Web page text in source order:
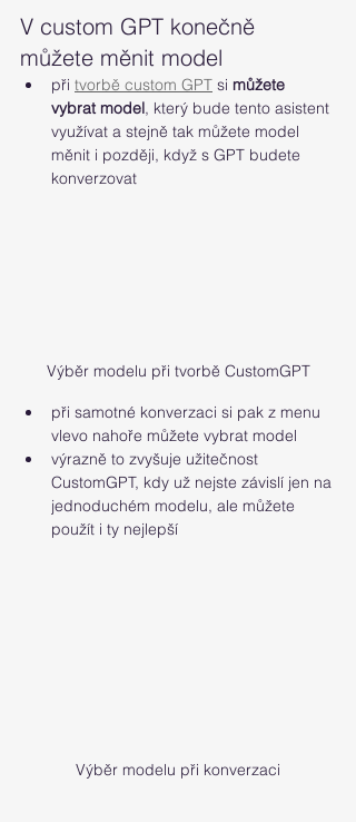
V custom GPT konečně
můžete měnit model
při tvorbě custom GPT si můžete
vybrat model, který bude tento asistent
využívat a stejně tak můžete model
měnit i později, když s GPT budete
konverzovat
Výběr modelu při tvorbě CustomGPT
při samotné konverzaci si pak z menu
vlevo nahoře můžete vybrat model
výrazně to zvyšuje užitečnost
CustomGPT, kdy už nejste závislí jen na
jednoduchém modelu, ale můžete
použít i ty nejlepší
Výběr modelu při konverzaci